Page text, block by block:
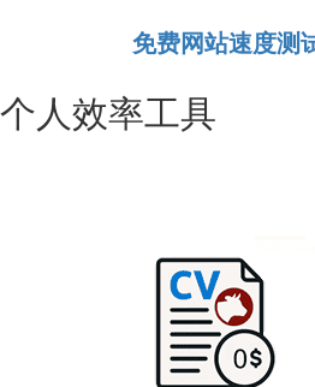
免费网站速度测
个人效率工具